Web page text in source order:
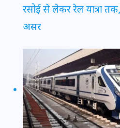
रसोई से लेकर रेल यात्रा
असर